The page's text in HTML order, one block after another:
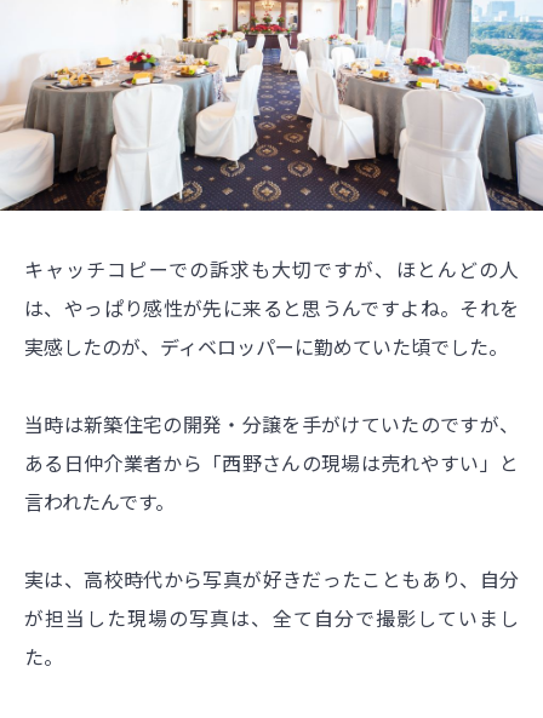
キャッチコピーでの訴求も大切ですが、ほとんどの人
は、やっぱり感性が先に来ると思うんですよね。それを
実感したのが、ディベロッパーに勤めていた頃でした。
当時は新築住宅の開発・分譲を手がけていたのですが、
ある日仲介業者から「西野さんの現場は売れやすい」と
言われたんです。
実は、高校時代から写真が好きだったこともあり、自分
が担当した現場の写真は、全て自分で撮影していまし
た。